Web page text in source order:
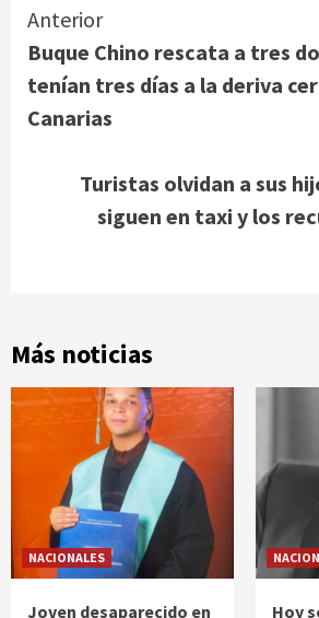
Continue
Reading
Anterior
Buque Chino rescata a tres
tenían tres días a la deriva
Canarias
Turistas olvidan a sus
siguen en taxi y los
Más noticias
NACIONALES
Joven desaparecido en Hoy